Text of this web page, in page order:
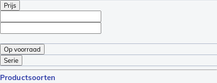
Prijs
Op voorraad
Serie
Productsoorten